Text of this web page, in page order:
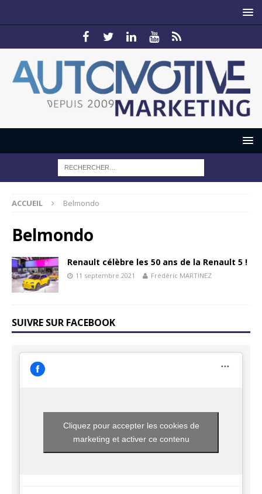
ACCUEIL Belmondo
Belmondo
Renault célèbre les 50 ans de la Renault 5 !
11 septembre 2021 Frédéric MARTINEZ
SUIVRE SUR FACEBOOK
Cliquez pour accepter les cookies de
marketing et activer ce contenu